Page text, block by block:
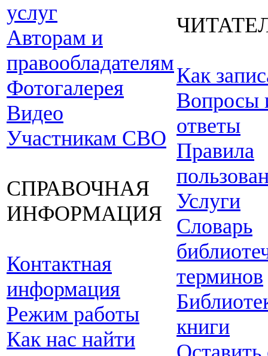
услуг
Авторам и
правообладателям
Фотогалерея
Видео
Участникам СВО
СПРАВОЧНАЯ
ИНФОРМАЦИЯ
Контактная
информация
Режим работы
Как нас найти
Как
Вопросы
ответы
Правила
Услуги
Словарь
терминов
книги